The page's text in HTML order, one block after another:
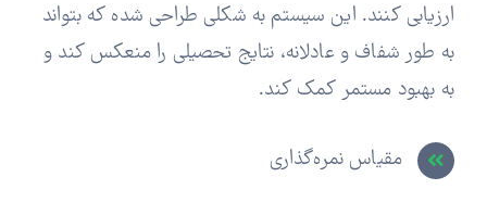
ارزیابی کنند. این سیستم به شکلی طراحی شده که بتواند
به طور شفاف و عادلانه، نتایج تحصیلی را منعکس کند و
به بهبود مستمر کمک کند.
مقیاس نمره‌گذاری